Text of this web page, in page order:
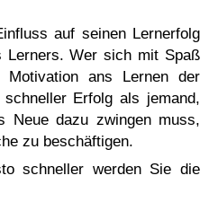
auf seinen Lernerfolg
Wer sich mit Spaß
Motivation ans Lernen der
Erfolg als jemand,
Neue dazu zwingen muss,
zu beschäftigen.
schneller werden Sie die